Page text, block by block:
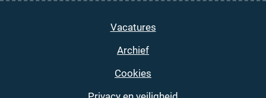
Vacatures
Archief
Cookies